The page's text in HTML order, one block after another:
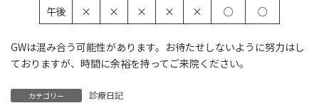
午後
× × × × × ○ ○
GWは混み合う可能性があります。お待たせしないように努力はし
ておりますが、時間に余裕を持ってご来院ください。
カテゴリー 診療日記